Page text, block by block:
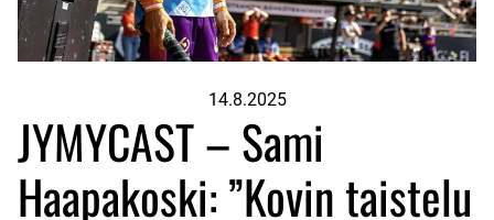
14.8.2025
JYMYCAST – Sami
Haapakoski: ”Kovin taistelu